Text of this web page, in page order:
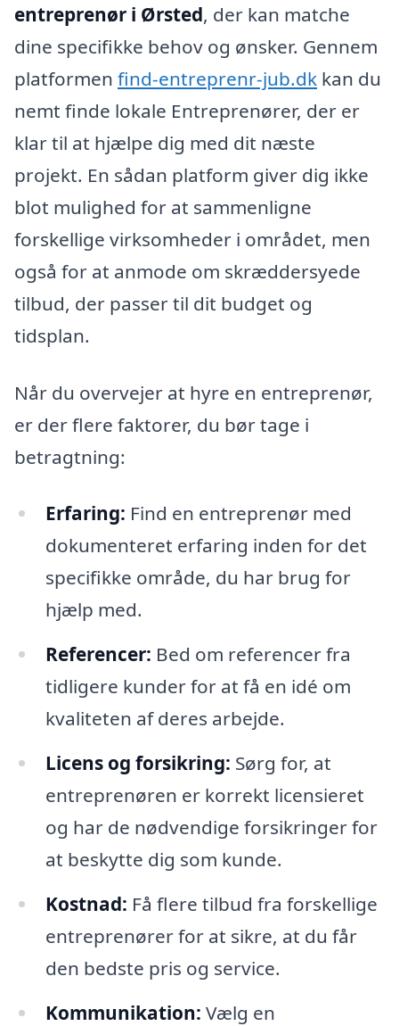
entreprenør i Ørsted, der kan matche
dine specifikke behov og ønsker. Gennem
platformen find-entreprenr-jub.dk kan du
nemt finde lokale Entreprenører, der er
klar til at hjælpe dig med dit næste
projekt. En sådan platform giver dig ikke
blot mulighed for at sammenligne
forskellige virksomheder i området, men
også for at anmode om skræddersyede
tilbud, der passer til dit budget og
tidsplan.
Når du overvejer at hyre en entreprenør,
er der flere faktorer, du bør tage i
betragtning:
Erfaring: Find en entreprenør med
dokumenteret erfaring inden for det
specifikke område, du har brug for
hjælp med.
Referencer: Bed om referencer fra
tidligere kunder for at få en idé om
kvaliteten af deres arbejde.
Licens og forsikring: Sørg for, at
entreprenøren er korrekt licensieret
og har de nødvendige forsikringer for
at beskytte dig som kunde.
Kostnad: Få flere tilbud fra forskellige
entreprenører for at sikre, at du får
den bedste pris og service.
Kommunikation: Vælg en